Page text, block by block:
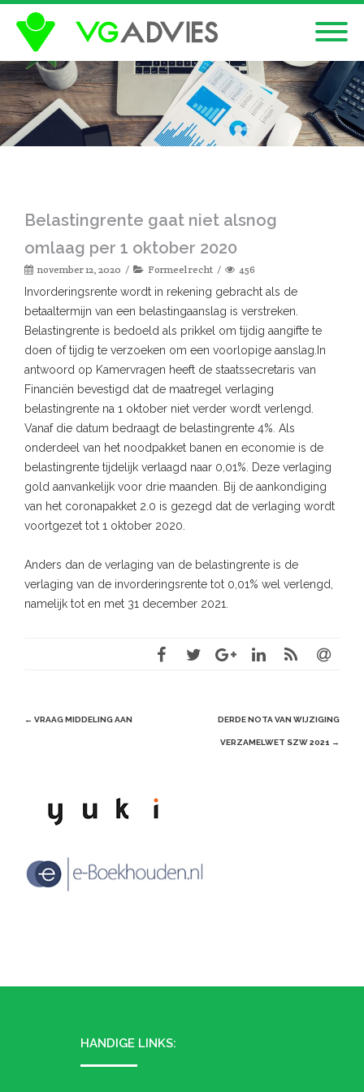
Belastingrente gaat niet alsnog
omlaag per 1 oktober 2020
november 12, 2020 Formeel recht 456
Invorderingsrente wordt in rekening gebracht als de
betaaltermijn van een belastingaanslag is verstreken.
Belastingrente is bedoeld als prikkel om tijdig aangifte te
doen of tijdig te verzoeken om een voorlopige aanslag.In
antwoord op Kamervragen heeft de staatssecretaris van
Financiën bevestigd dat de maatregel verlaging
belastingrente na 1 oktober niet verder wordt verlengd.
Vanaf die datum bedraagt de belastingrente 4%. Als
onderdeel van het noodpakket banen en economie is de
belastingrente tijdelijk verlaagd naar 0,01%. Deze verlaging
gold aanvankelijk voor drie maanden. Bij de aankondiging
van het coronapakket 2.0 is gezegd dat de verlaging wordt
voortgezet tot 1 oktober 2020.
Anders dan de verlaging van de belastingrente is de
verlaging van de invorderingsrente tot 0,01% wel verlengd,
namelijk tot en met 31 december 2021.
Post
← VRAAG MIDDELING AAN DERDE NOTA VAN WIJZIGING
VERZAMELWET SZW 2021 →
HANDIGE LINKS: